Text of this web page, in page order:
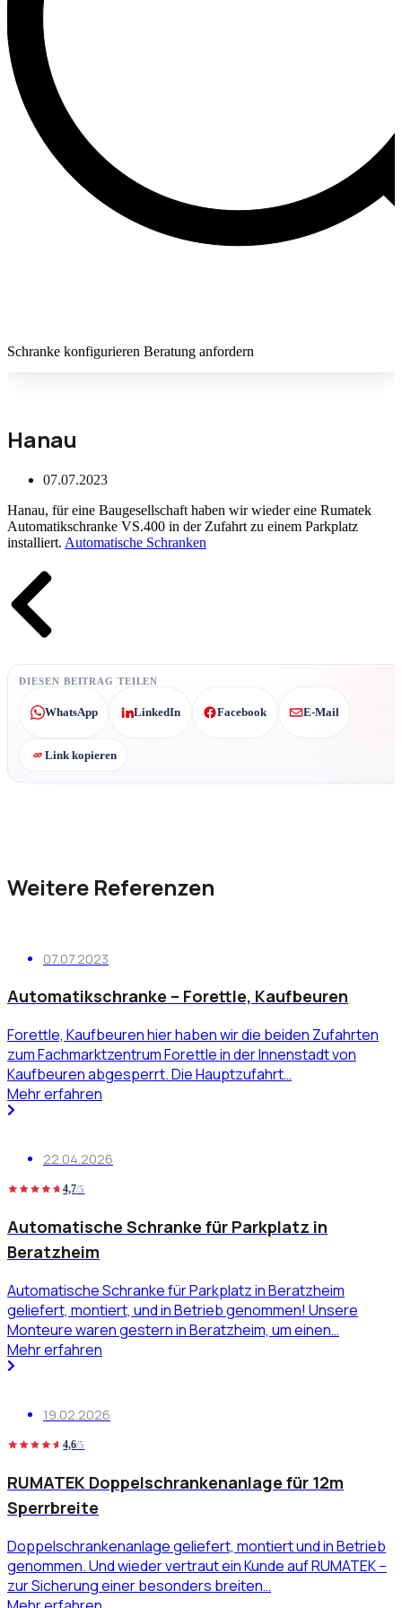
Schranke konfigurieren Beratung anfordern
Hanau
07.07.2023
Hanau, für eine Baugesellschaft haben wir wieder eine Rumatek
Automatikschranke VS.400 in der Zufahrt zu einem Parkplatz
installiert. Automatische Schranken
DIESEN BEITRAG TEILEN
WhatsApp LinkedIn Facebook E-Mail
Link kopieren
Weitere Referenzen
07.07.2023
Automatikschranke – Forettle, Kaufbeuren
Forettle, Kaufbeuren hier haben wir die beiden Zufahrten
zum Fachmarktzentrum Forettle in der Innenstadt von
Kaufbeuren abgesperrt. Die Hauptzufahrt…
Mehr erfahren
22.04.2026
4,7/5
Automatische Schranke für Parkplatz in
Beratzheim
Automatische Schranke für Parkplatz in Beratzheim
geliefert, montiert, und in Betrieb genommen! Unsere
Monteure waren gestern in Beratzheim, um einen…
Mehr erfahren
19.02.2026
4,6/5
RUMATEK Doppelschrankenanlage für 12m
Sperrbreite
Doppelschrankenanlage geliefert, montiert und in Betrieb
genommen. Und wieder vertraut ein Kunde auf RUMATEK –
zur Sicherung einer besonders breiten…